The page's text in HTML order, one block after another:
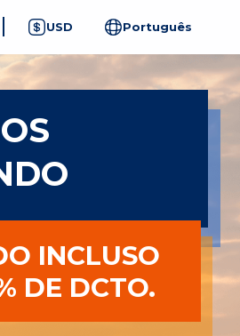
USD Português
INCLUSO
DE DCTO.